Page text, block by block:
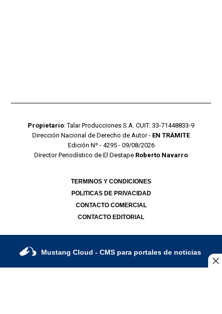
Propietario: Talar Producciones S.A. CUIT: 33-71448833-9
Dirección Nacional de Derecho de Autor - EN TRÁMITE
Edición Nº - 4295 - 09/08/2026
Director Periodístico de El Destape Roberto Navarro
TERMINOS Y CONDICIONES
POLITICAS DE PRIVACIDAD
CONTACTO COMERCIAL
CONTACTO EDITORIAL
Mustang Cloud - CMS para portales de noticias